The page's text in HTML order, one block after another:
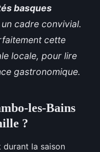
basques
cadre convivial.
cette
locale, pour lire
gastronomique.
les-Bains
?
durant la saison